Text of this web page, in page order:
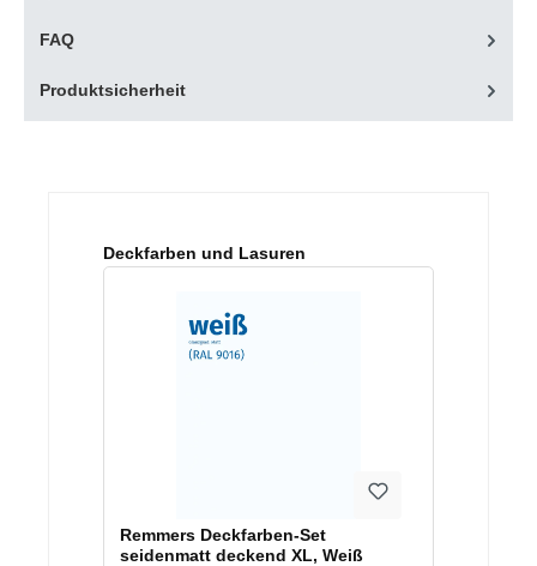
FAQ
Produktsicherheit
Produktgalerie überspringen
Deckfarben und Lasuren
Remmers Deckfarben-Set
seidenmatt deckend XL, Weiß